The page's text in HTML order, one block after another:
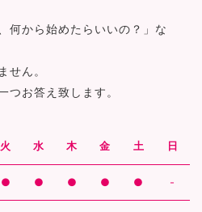
何から始めたらいいの？」な
せん。
つお答え致します。
火 水 木 金 土 日
● ● ● ● ● -